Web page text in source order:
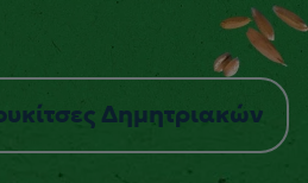
Δημητριακών